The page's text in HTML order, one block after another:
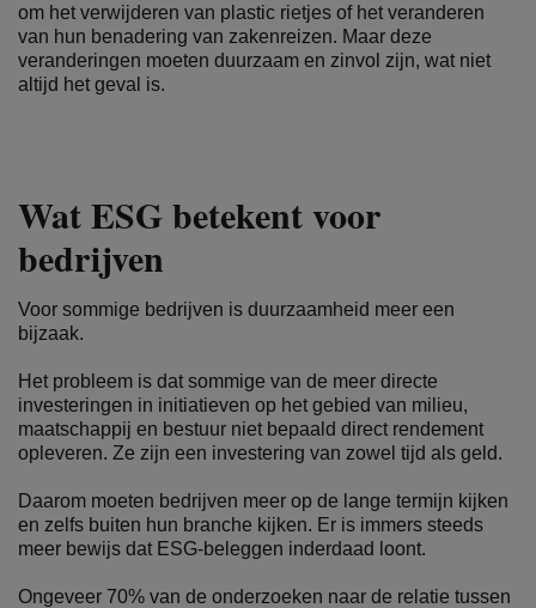
om het verwijderen van plastic rietjes of het veranderen
van hun benadering van zakenreizen. Maar deze
veranderingen moeten duurzaam en zinvol zijn, wat niet
altijd het geval is.
Wat ESG betekent voor
bedrijven
Voor sommige bedrijven is duurzaamheid meer een
bijzaak.
Het probleem is dat sommige van de meer directe
investeringen in initiatieven op het gebied van milieu,
maatschappij en bestuur niet bepaald direct rendement
opleveren. Ze zijn een investering van zowel tijd als geld.
Daarom moeten bedrijven meer op de lange termijn kijken
en zelfs buiten hun branche kijken. Er is immers steeds
meer bewijs dat ESG-beleggen inderdaad loont.
Ongeveer 70% van de onderzoeken naar de relatie tussen